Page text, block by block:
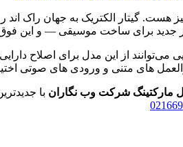
نیز هست. گیتار الکتریک به جهان
جدید برای ساخت موسیقی — و این فوق
می‌توانند از این مدل برای اصلاح
های متنی و ورودی های صوتی
مارکتینگ شرکت وب نگاران با